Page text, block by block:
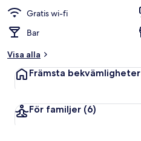
Gratis wi-fi
Bar
Visa alla
Främsta bekvämligheter
För familjer (6)